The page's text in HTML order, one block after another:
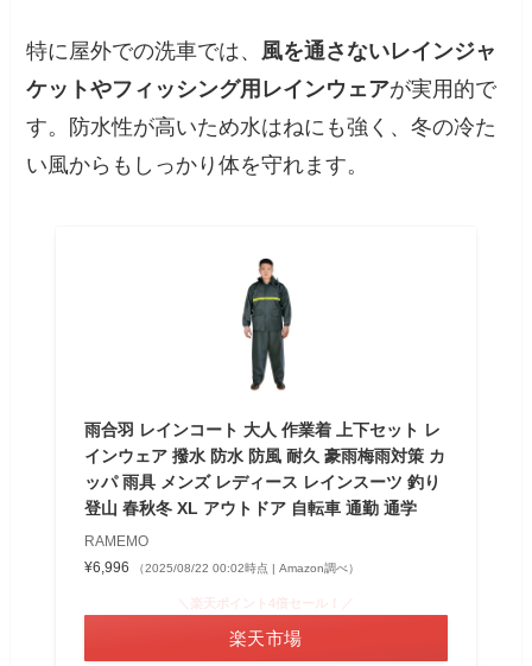
特に屋外での洗車では、 風を通さないレインジャ
ケットやフィッシング用レインウェアが実用的で
す。防水性が高いため水はねにも強く、冬の冷た
い風からもしっかり体を守れます。
雨合羽 レインコート 大人 作業着 上下セット レ
インウェア 撥水 防水 防風 耐久 豪雨梅雨対策 カ
ッパ 雨具 メンズ レディース レインスーツ 釣り
登山 春秋冬 XL アウトドア 自転車 通勤 通学
RAMEMO
¥6,996
（2025/08/22 00:02時点 | Amazon調べ）
楽天市場